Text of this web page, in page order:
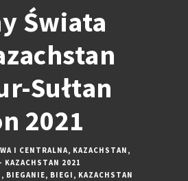
Świata
Sułtan
2021
I CENTRALNA, KAZACHSTAN ,
KAZACHSTAN 2021
, BIEGANIE, BIEGI , KAZACHSTAN